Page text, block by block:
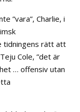
”vara”, Charlie, i
tidningens rätt att
Cole, ”det är
… offensiv utan